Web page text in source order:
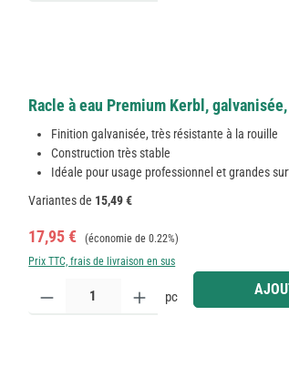
Racle à eau Premium Kerbl,
Finition galvanisée, très résistante à la rouille
Construction très stable
Idéale pour usage professionnel et grandes
Variantes de 15,49 €
Prix de vente :
17,95 € Prix régulier :
(économie de 0.22%)
Prix TTC, frais de livraison en sus
Quantité de produit : Entrez la quantité souhaitée
pc